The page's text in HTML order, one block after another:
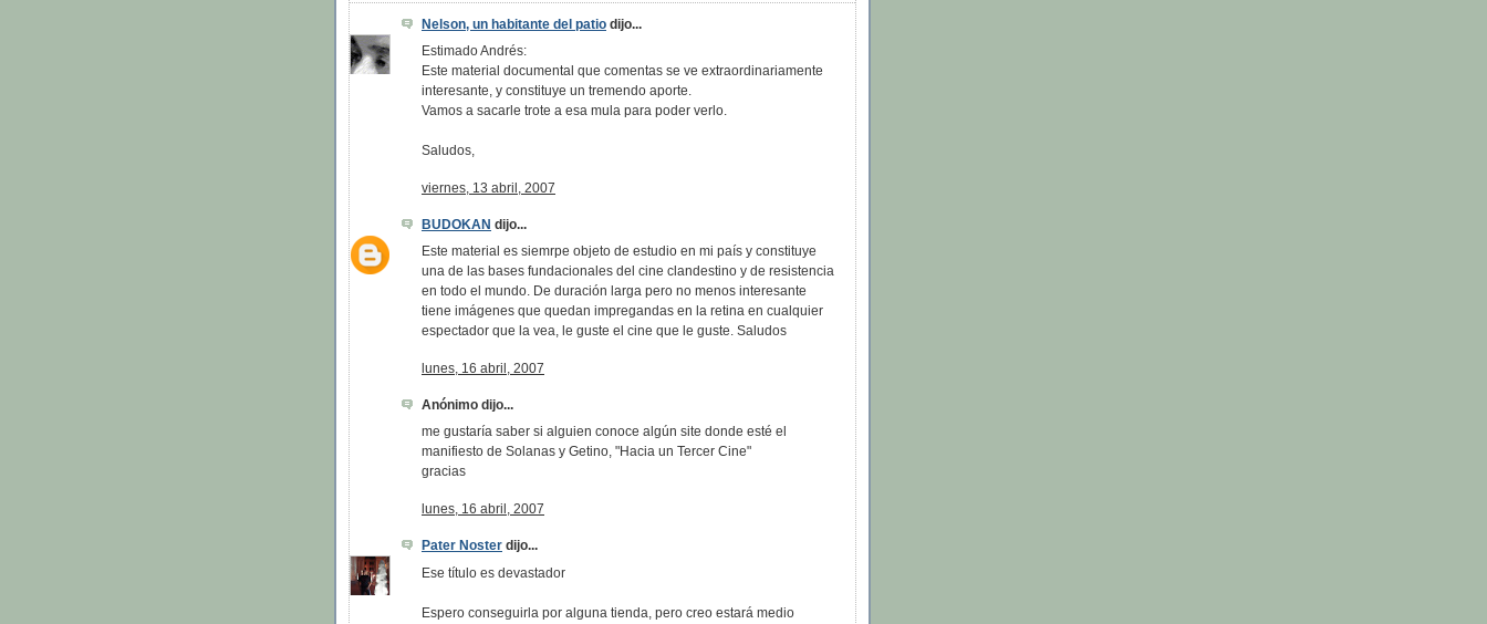
Nelson, un habitante del patio dijo...
Estimado Andrés:
Este material documental que comentas se ve extraordinariamente
interesante, y constituye un tremendo aporte.
Vamos a sacarle trote a esa mula para poder verlo.
Saludos,
viernes, 13 abril, 2007
BUDOKAN dijo...
Este material es siemrpe objeto de estudio en mi país y constituye
una de las bases fundacionales del cine clandestino y de resistencia
en todo el mundo. De duración larga pero no menos interesante
tiene imágenes que quedan impregandas en la retina en cualquier
espectador que la vea, le guste el cine que le guste. Saludos
lunes, 16 abril, 2007
Anónimo dijo...
me gustaría saber si alguien conoce algún site donde esté el
manifiesto de Solanas y Getino, "Hacia un Tercer Cine"
gracias
lunes, 16 abril, 2007
Pater Noster dijo...
Ese título es devastador
Espero conseguirla por alguna tienda, pero creo estará medio